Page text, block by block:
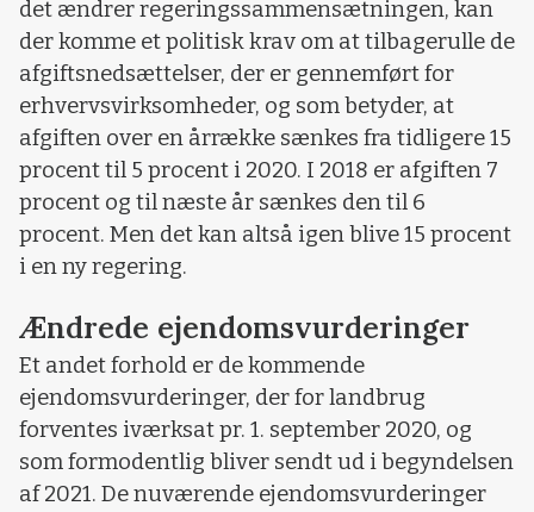
det ændrer regeringssammensætningen, kan
der komme et politisk krav om at tilbagerulle de
afgiftsnedsættelser, der er gennemført for
erhvervsvirksomheder, og som betyder, at
afgiften over en årrække sænkes fra tidligere 15
procent til 5 procent i 2020. I 2018 er afgiften 7
procent og til næste år sænkes den til 6
procent. Men det kan altså igen blive 15 procent
i en ny regering.
Ændrede ejendomsvurderinger
Et andet forhold er de kommende
ejendomsvurderinger, der for landbrug
forventes iværksat pr. 1. september 2020, og
som formodentlig bliver sendt ud i begyndelsen
af 2021. De nuværende ejendomsvurderinger